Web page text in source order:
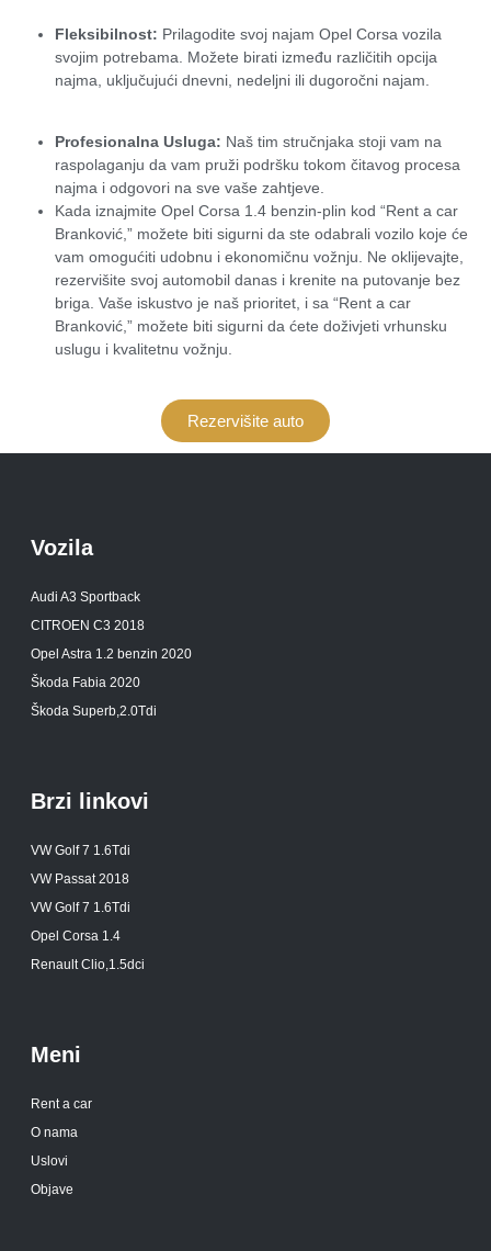
Fleksibilnost: Prilagodite svoj najam Opel Corsa vozila
svojim potrebama. Možete birati između različitih opcija
najma, uključujući dnevni, nedeljni ili dugoročni najam.
Profesionalna Usluga: Naš tim stručnjaka stoji vam na
raspolaganju da vam pruži podršku tokom čitavog procesa
najma i odgovori na sve vaše zahtjeve.
Kada iznajmite Opel Corsa 1.4 benzin-plin kod “Rent a car
Branković,” možete biti sigurni da ste odabrali vozilo koje će
vam omogućiti udobnu i ekonomičnu vožnju. Ne oklijevajte,
rezervišite svoj automobil danas i krenite na putovanje bez
briga. Vaše iskustvo je naš prioritet, i sa “Rent a car
Branković,” možete biti sigurni da ćete doživjeti vrhunsku
uslugu i kvalitetnu vožnju.
Rezervišite auto
Vozila
Audi A3 Sportback
CITROEN C3 2018
Opel Astra 1.2 benzin 2020
Škoda Fabia 2020
Škoda Superb,2.0Tdi
Brzi linkovi
VW Golf 7 1.6Tdi
VW Passat 2018
VW Golf 7 1.6Tdi
Opel Corsa 1.4
Renault Clio,1.5dci
Meni
Rent a car
O nama
Uslovi
Objave